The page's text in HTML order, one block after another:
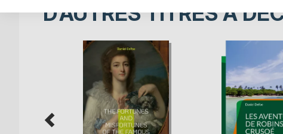
D’AUTRES TITRES À